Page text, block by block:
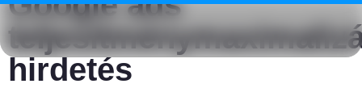
hirdetés